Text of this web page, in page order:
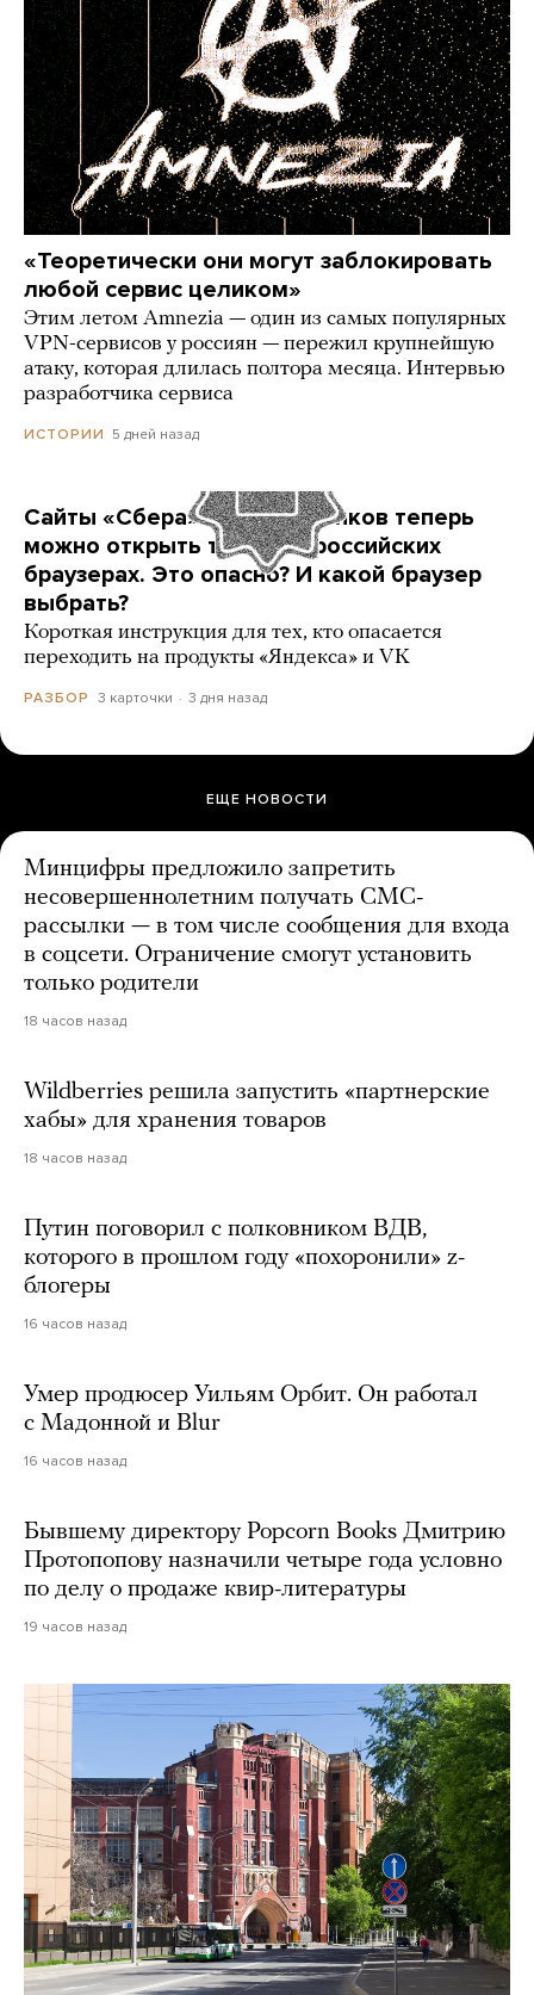
«Теоретически они могут заблокировать
любой сервис целиком»
Этим летом Amnezia — один из самых популярных
VPN-сервисов у россиян — пережил крупнейшую
атаку, которая длилась полтора месяца. Интервью
разработчика сервиса
ИСТОРИИ 5 дней назад
Сайты «Сбера» и других банков теперь
можно открыть только в российских
браузерах. Это опасно? И какой браузер
выбрать?
Короткая инструкция для тех, кто опасается
переходить на продукты «Яндекса» и VK
РАЗБОР 3 карточки 3 дня назад
ЕЩЕ НОВОСТИ
Минцифры предложило запретить
несовершеннолетним получать СМС-
рассылки — в том числе сообщения для входа
в соцсети. Ограничение смогут установить
только родители
18 часов назад
Wildberries решила запустить «партнерские
хабы» для хранения товаров
18 часов назад
Путин поговорил с полковником ВДВ,
которого в прошлом году «похоронили» z-
блогеры
16 часов назад
Умер продюсер Уильям Орбит. Он работал
с Мадонной и Blur
16 часов назад
Бывшему директору Popcorn Books Дмитрию
Протопопову назначили четыре года условно
по делу о продаже квир-литературы
19 часов назад